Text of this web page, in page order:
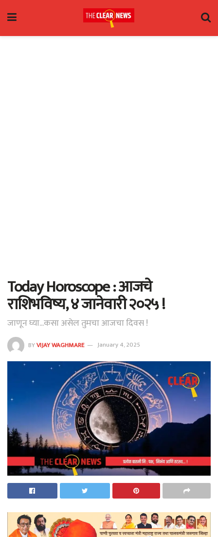
Today Horoscope : आजचे
राशिभविष्य, ४ जानेवारी २०२५ !
जाणून घ्या...कसा असेल तुमचा आजचा दिवस !
BYVIJAY WAGHMARE January 4, 2025